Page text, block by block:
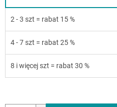
2 - 3 szt = rabat 15 %
4 - 7 szt = rabat 25 %
8 i więcej szt = rabat 30 %